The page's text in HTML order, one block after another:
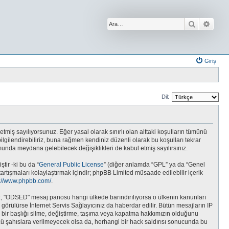
Ara
Giriş
Dil:
sayılıyorsunuz. Eğer yasal olarak sınırlı olan alttaki koşulların tümünü
buna rağmen kendiniz düzenli olarak bu koşulları tekrar
meydana gelebilecek değişiklikleri de kabul etmiş sayılırsınız.
-ki bu da “General Public License” (diğer anlamda “GPL” ya da “Genel
kolaylaştırmak içindir; phpBB Limited müsaade edilebilir içerik
www.phpbb.com/.
mesaj panosu hangi ülkede barındırılıyorsa o ülkenin kanunları
İnternet Servis Sağlayıcınız da haberdar edilir. Bütün mesajların IP
silme, değiştirme, taşıma veya kapatma hakkımızın olduğunu
verilmeyecek olsa da, herhangi bir hack saldırısı sonucunda bu